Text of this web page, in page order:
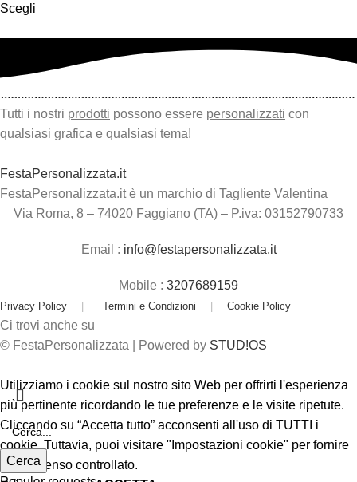
Scegli
Tutti i nostri prodotti possono essere personalizzati con
qualsiasi grafica e qualsiasi tema!
FestaPersonalizzata.it
FestaPersonalizzata.it è un marchio di Tagliente Valentina
Via Roma, 8 – 74020 Faggiano (TA) – P.iva: 03152790733
Email : info@festapersonalizzata.it
Mobile : 3207689159
Privacy Policy | Termini e Condizioni | Cookie Policy
Ci trovi anche su
© FestaPersonalizzata | Powered by STUD!OS
Cerca
Utilizziamo i cookie sul nostro sito Web per offrirti l'esperienza
più pertinente ricordando le tue preferenze e le visite ripetute.
Cliccando su “Accetta tutto” acconsenti all'uso di TUTTI i
cookie. Tuttavia, puoi visitare "Impostazioni cookie" per fornire
un consenso controllato.